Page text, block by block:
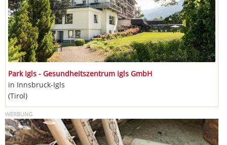
Park Igls - Gesundheitszentrum Igls GmbH
in Innsbruck-Igls
(Tirol)